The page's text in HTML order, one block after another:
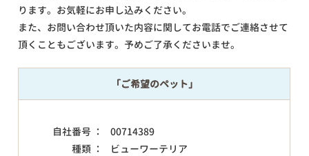
ります。お気軽にお申し込みください。
また、お問い合わせ頂いた内容に関してお電話でご連絡させて
頂くこともございます。予めご了承くださいませ。
「ご希望のペット」
自社番号 ：
00714389
種類 ：
ビューワーテリア